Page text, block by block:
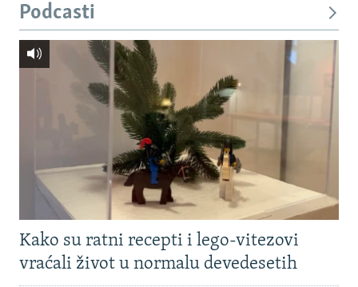
Podcasti
Kako su ratni recepti i lego-vitezovi
vraćali život u normalu devedesetih